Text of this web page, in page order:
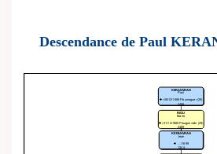
Descendance de Paul